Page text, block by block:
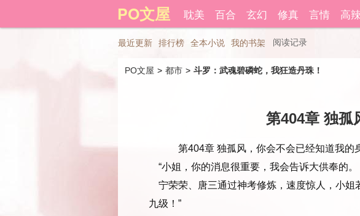
PO文屋 耽美 百合 玄幻 修真 言情 高
最近更新 排行榜 全本小说 我的书架 阅读记录
PO文屋 > 都市 > 斗罗：武魂碧磷蛇，我狂造丹珠！
第404章 独孤
第404章 独孤风，你会不会已经知道我的
“小姐，你的消息很重要，我会告诉大供奉的。
宁荣荣、唐三通过神考修炼，速度惊人，小姐
九级！”